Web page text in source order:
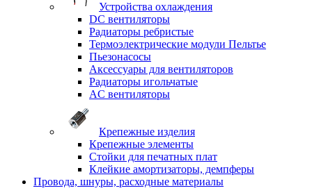
Устройства охлаждения
DC вентиляторы
Радиаторы ребристые
Термоэлектрические модули Пельтье
Пьезонасосы
Аксессуары для вентиляторов
Радиаторы игольчатые
AC вентиляторы
Крепежные изделия
Крепежные элементы
Стойки для печатных плат
Клейкие амортизаторы, демпферы
Провода, шнуры, расходные материалы